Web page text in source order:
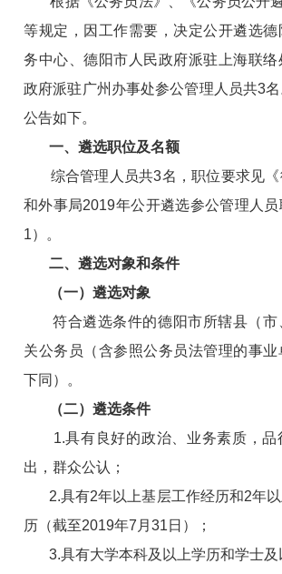
等规定，因工作需要，决定公开遴选德
务中心、德阳市人民政府派驻上海联
政府派驻广州办事处参公管理人员共3
公告如下。
一、遴选职位及名额
综合管理人员共3名，职位要求见
和外事局2019年公开遴选参公管理人
1）。
二、遴选对象和条件
（一）遴选对象
符合遴选条件的德阳市所辖县（
关公务员（含参照公务员法管理的事业
下同）。
（二）遴选条件
1.具有良好的政治、业务素质，品
出，群众公认；
2.具有2年以上基层工作经历和2年
历（截至2019年7月31日）；
3.具有大学本科及以上学历和学士及